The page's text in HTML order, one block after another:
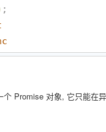
Promise 对象, 它只能在